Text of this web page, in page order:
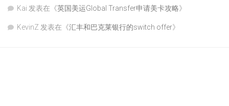
Kai 发表在《英国美运Global Transfer申请美卡攻略》
KevinZ 发表在《汇丰和巴克莱银行的switch offer》